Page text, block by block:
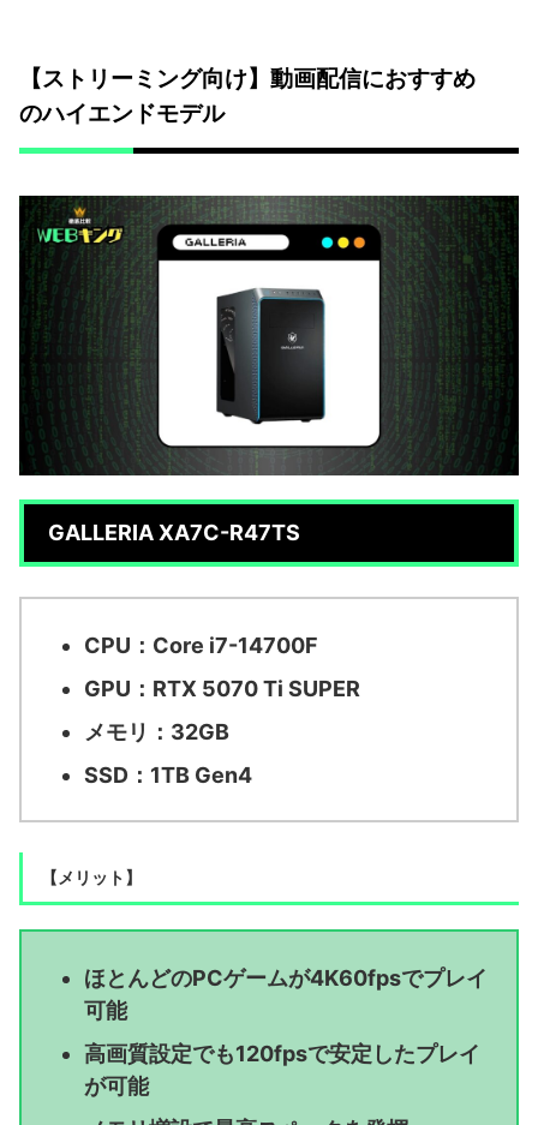
【ストリーミング向け】動画配信におすすめ
のハイエンドモデル
GALLERIA XA7C-R47TS
CPU：Core i7-14700F
GPU：RTX 5070 Ti SUPER
メモリ：32GB
SSD：1TB Gen4
【メリット】
ほとんどのPCゲームが4K60fpsでプレイ
可能
高画質設定でも120fpsで安定したプレイ
が可能